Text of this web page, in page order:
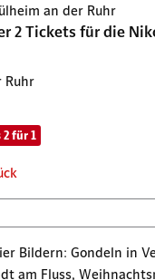
an der Ruhr
2 Tickets für die
Ruhr
für 1